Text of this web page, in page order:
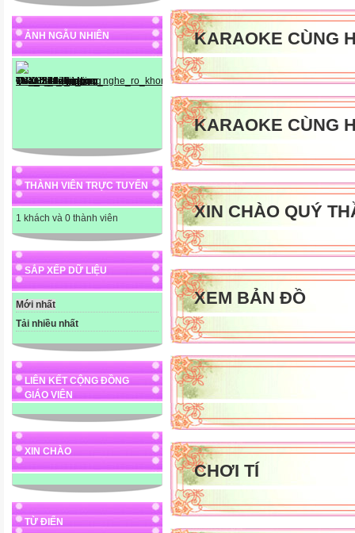
ẢNH NGẪU NHIÊN
THÀNH VIÊN TRỰC TUYẾN
1 khách và 0 thành viên
SẮP XẾP DỮ LIỆU
Mới nhất
Tải nhiều nhất
LIÊN KẾT CỘNG ĐỒNG
GIÁO VIÊN
XIN CHÀO
TỪ ĐIỂN
KARAOKE CÙNG
KARAOKE CÙNG
XIN CHÀO QUÝ
XEM BẢN ĐỒ
CHƠI TÍ